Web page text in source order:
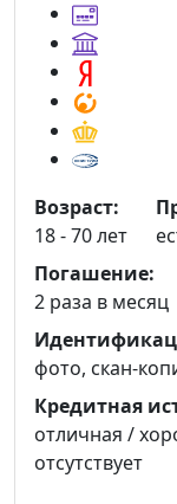
Возраст:
18 - 70 лет
Погашение:
2 раза в месяц
фото, скан-
Кредитная
отличная /
отсутствует